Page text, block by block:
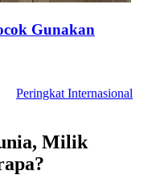
Gunakan
Peringkat Internasional
Milik